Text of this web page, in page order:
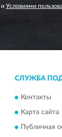
и Условиями
СЛУЖБА
Контакты
Карта сайта
Публичная